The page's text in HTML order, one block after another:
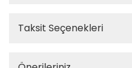
Taksit Seçenekleri